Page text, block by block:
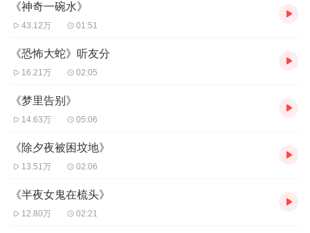
《神奇一碗水》
43.12万 01:51
《恐怖大蛇》听友分
16.21万 02:05
《梦里告别》
14.63万 05:06
《除夕夜被困坟地》
13.51万 02:06
《半夜女鬼在梳头》
12.80万 02:21